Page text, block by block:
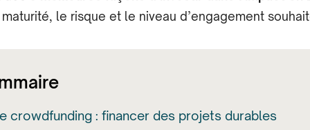
le risque et le niveau d’engagement
crowdfunding : financer des projets durables